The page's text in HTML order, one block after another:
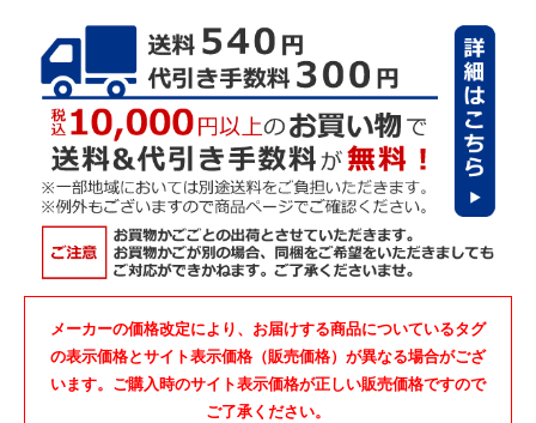
メーカーの価格改定により、お届けする商品についているタグ
の表示価格とサイト表示価格（販売価格）が異なる場合がござ
います。ご購入時のサイト表示価格が正しい販売価格ですので
ご了承ください。